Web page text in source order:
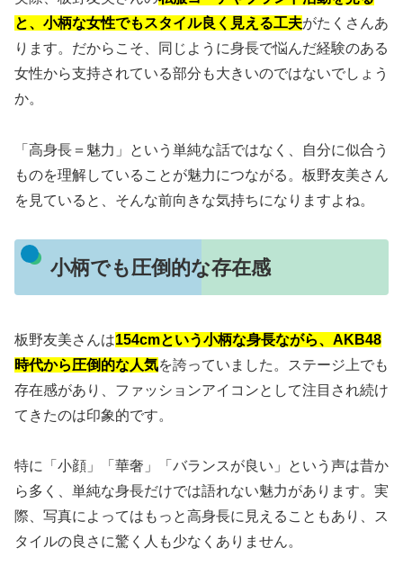
と、小柄な女性でもスタイル良く見える工夫がたくさんあ
ります。だからこそ、同じように身長で悩んだ経験のある
女性から支持されている部分も大きいのではないでしょう
か。
「高身長＝魅力」という単純な話ではなく、自分に似合う
ものを理解していることが魅力につながる。板野友美さん
を見ていると、そんな前向きな気持ちになりますよね。
小柄でも圧倒的な存在感
板野友美さんは154cmという小柄な身長ながら、AKB48
時代から圧倒的な人気を誇っていました。ステージ上でも
存在感があり、ファッションアイコンとして注目され続け
てきたのは印象的です。
特に「小顔」「華奢」「バランスが良い」という声は昔か
ら多く、単純な身長だけでは語れない魅力があります。実
際、写真によってはもっと高身長に見えることもあり、ス
タイルの良さに驚く人も少なくありません。